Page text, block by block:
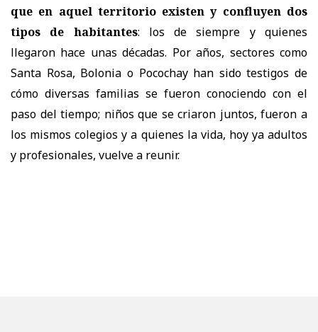
que en aquel territorio existen y confluyen dos
tipos de habitantes: los de siempre y quienes
llegaron hace unas décadas. Por años, sectores como
Santa Rosa, Bolonia o Pocochay han sido testigos de
cómo diversas familias se fueron conociendo con el
paso del tiempo; niños que se criaron juntos, fueron a
los mismos colegios y a quienes la vida, hoy ya adultos
y profesionales, vuelve a reunir.